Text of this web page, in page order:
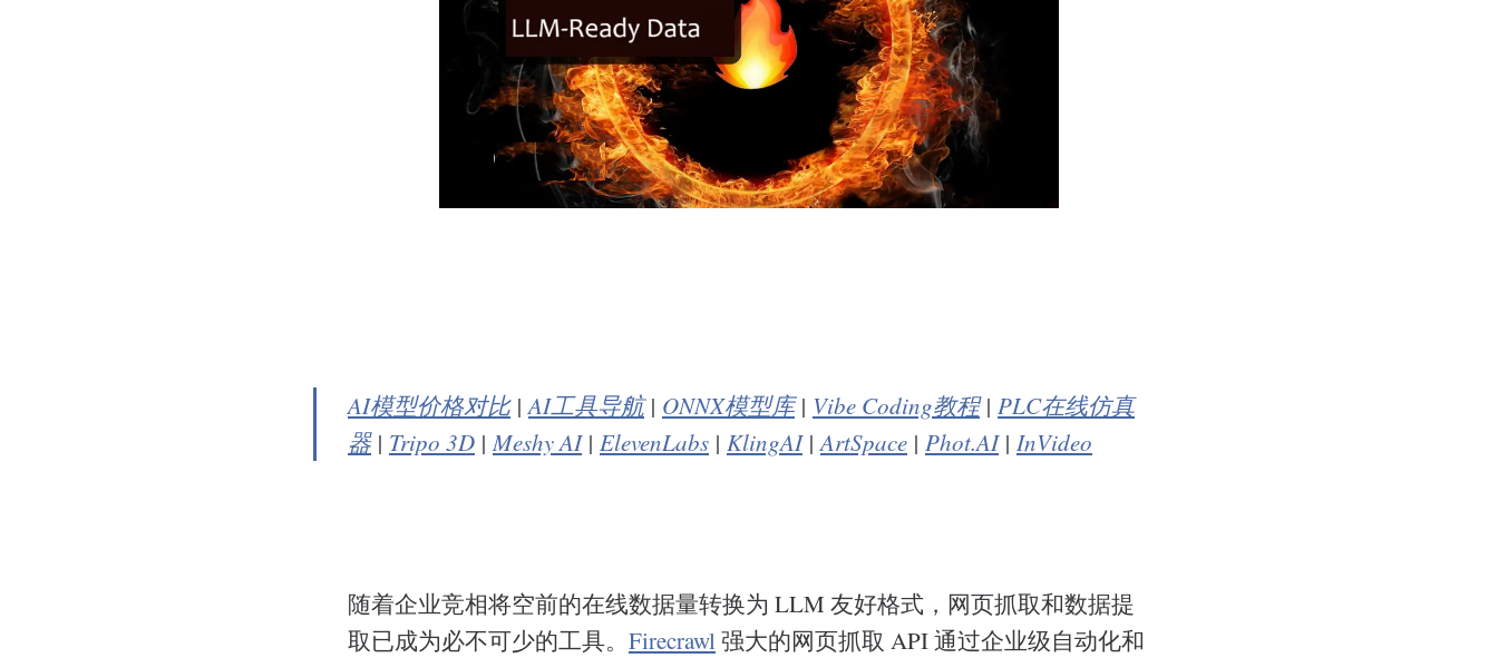
AI模型价格对比|AI工具导航| ONNX模型库| Vibe Coding教程| PLC在线仿真
器| Tripo 3D |Meshy AI| ElevenLabs | KlingAI|ArtSpace | Phot.AI| InVideo
随着企业竞相将空前的在线数据量转换为 LLM 友好格式，网页抓取和数据提
取已成为必不可少的工具。 Firecrawl强大的网页抓取 API 通过企业级自动化和